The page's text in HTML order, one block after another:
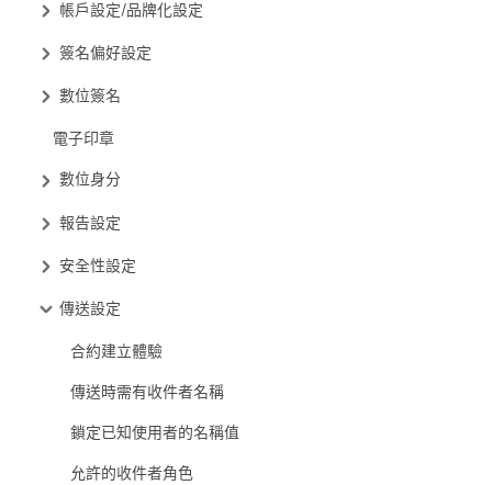
帳戶設定/品牌化設定
簽名偏好設定
數位簽名
電子印章
數位身分
報告設定
安全性設定
傳送設定
合約建立體驗
傳送時需有收件者名稱
鎖定已知使用者的名稱值
允許的收件者角色